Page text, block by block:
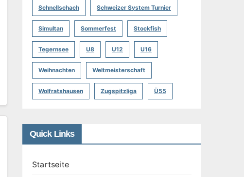
Schnellschach Schweizer System Turnier
Simultan Sommerfest Stockfish
Tegernsee U8 U12 U16
Weihnachten Weltmeisterschaft
Wolfratshausen Zugspitzliga Ü55
Quick Links
Startseite